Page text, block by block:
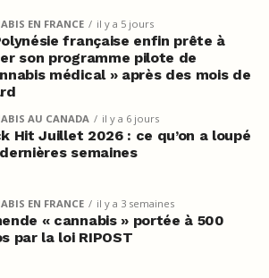
EN FRANCE il y a 5 jours
française enfin prête à
son programme pilote de
médical » après des mois de
AU CANADA il y a 6 jours
Hit Juillet 2026 : ce qu’on a loupé
semaines
EN FRANCE il y a 3 semaines
« cannabis » portée à 500
par la loi RIPOST